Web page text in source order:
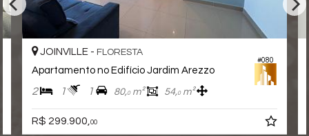
#080
JOINVILLE - FLORESTA
Apartamento no Edifício Jardim Arezzo
2 1 1 80,0m² 54,0m²
R$ 299.900, 00